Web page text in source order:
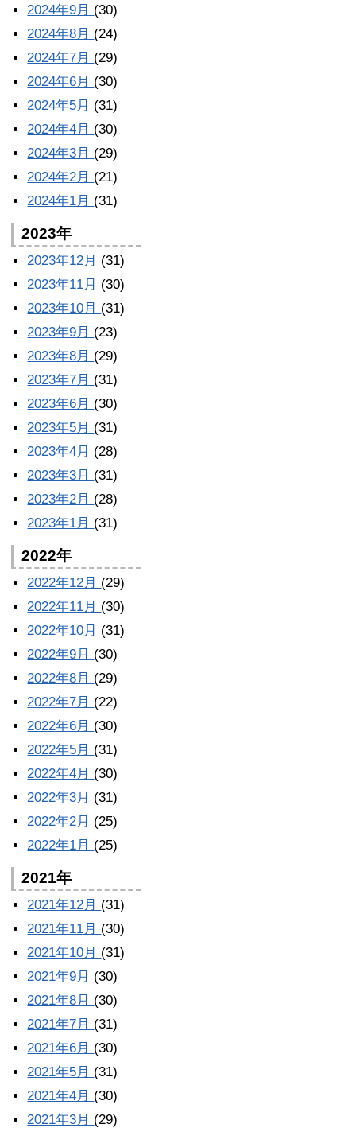
2024年9月 (30)
2024年8月 (24)
2024年7月 (29)
2024年6月 (30)
2024年5月 (31)
2024年4月 (30)
2024年3月 (29)
2024年2月 (21)
2024年1月 (31)
2023年
2023年12月 (31)
2023年11月 (30)
2023年10月 (31)
2023年9月 (23)
2023年8月 (29)
2023年7月 (31)
2023年6月 (30)
2023年5月 (31)
2023年4月 (28)
2023年3月 (31)
2023年2月 (28)
2023年1月 (31)
2022年
2022年12月 (29)
2022年11月 (30)
2022年10月 (31)
2022年9月 (30)
2022年8月 (29)
2022年7月 (22)
2022年6月 (30)
2022年5月 (31)
2022年4月 (30)
2022年3月 (31)
2022年2月 (25)
2022年1月 (25)
2021年
2021年12月 (31)
2021年11月 (30)
2021年10月 (31)
2021年9月 (30)
2021年8月 (30)
2021年7月 (31)
2021年6月 (30)
2021年5月 (31)
2021年4月 (30)
2021年3月 (29)